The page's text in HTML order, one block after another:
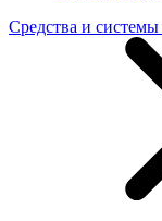
Средства и